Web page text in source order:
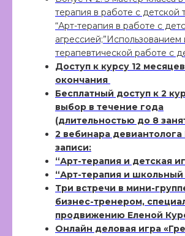
терапия в работе с детской
“Арт-терапия в работе с
агрессией;”Использованием
терапевтической работе с
Доступ к курсу 12
окончания
Бесплатный доступ к 2
выбор в течение года
(длительностью до 8
2 вебинара
записи:
“Арт-терапия и детская
“Арт-терапия и школьный
Три встречи в мини-
бизнес-тренером,
продвижению Еленой
Онлайн деловая игра